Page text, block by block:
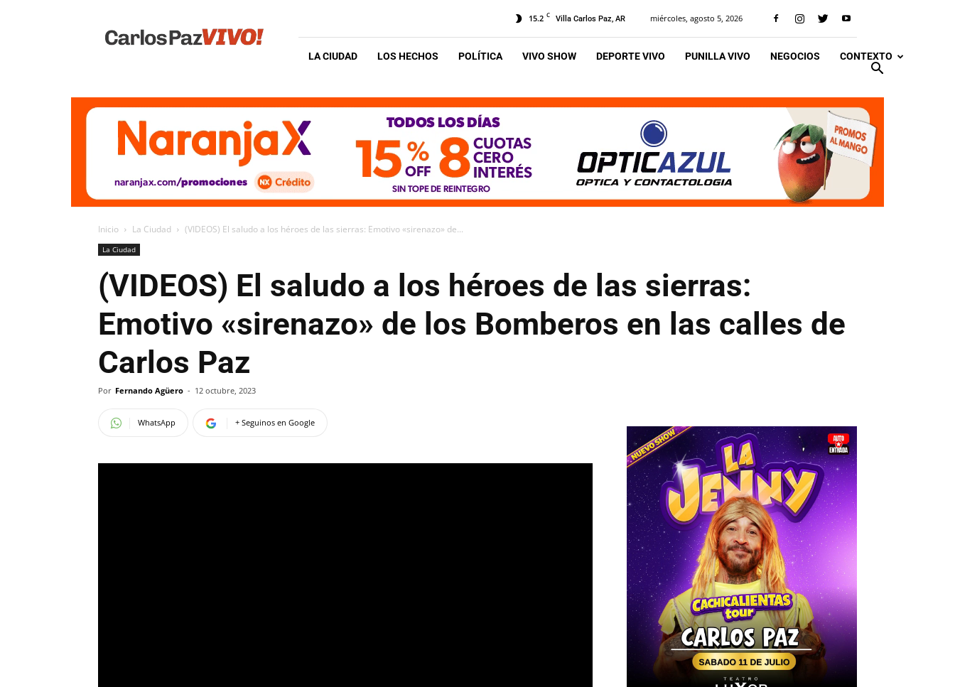
Vivo
15.2 C Villa Carlos Paz, AR miércoles, agosto 5, 2026
LA CIUDAD LOS HECHOS POLÍTICA VIVO SHOW DEPORTE VIVO PUNILLA VIVO NEGOCIOS CONTEXTO
Inicio La Ciudad (VIDEOS) El saludo a los héroes de las sierras: Emotivo «sirenazo» de...
La Ciudad
(VIDEOS) El saludo a los héroes de las sierras:
Emotivo «sirenazo» de los Bomberos en las calles de
Carlos Paz
Por Fernando Agüero - 12 octubre, 2023
WhatsApp + Seguinos en Google